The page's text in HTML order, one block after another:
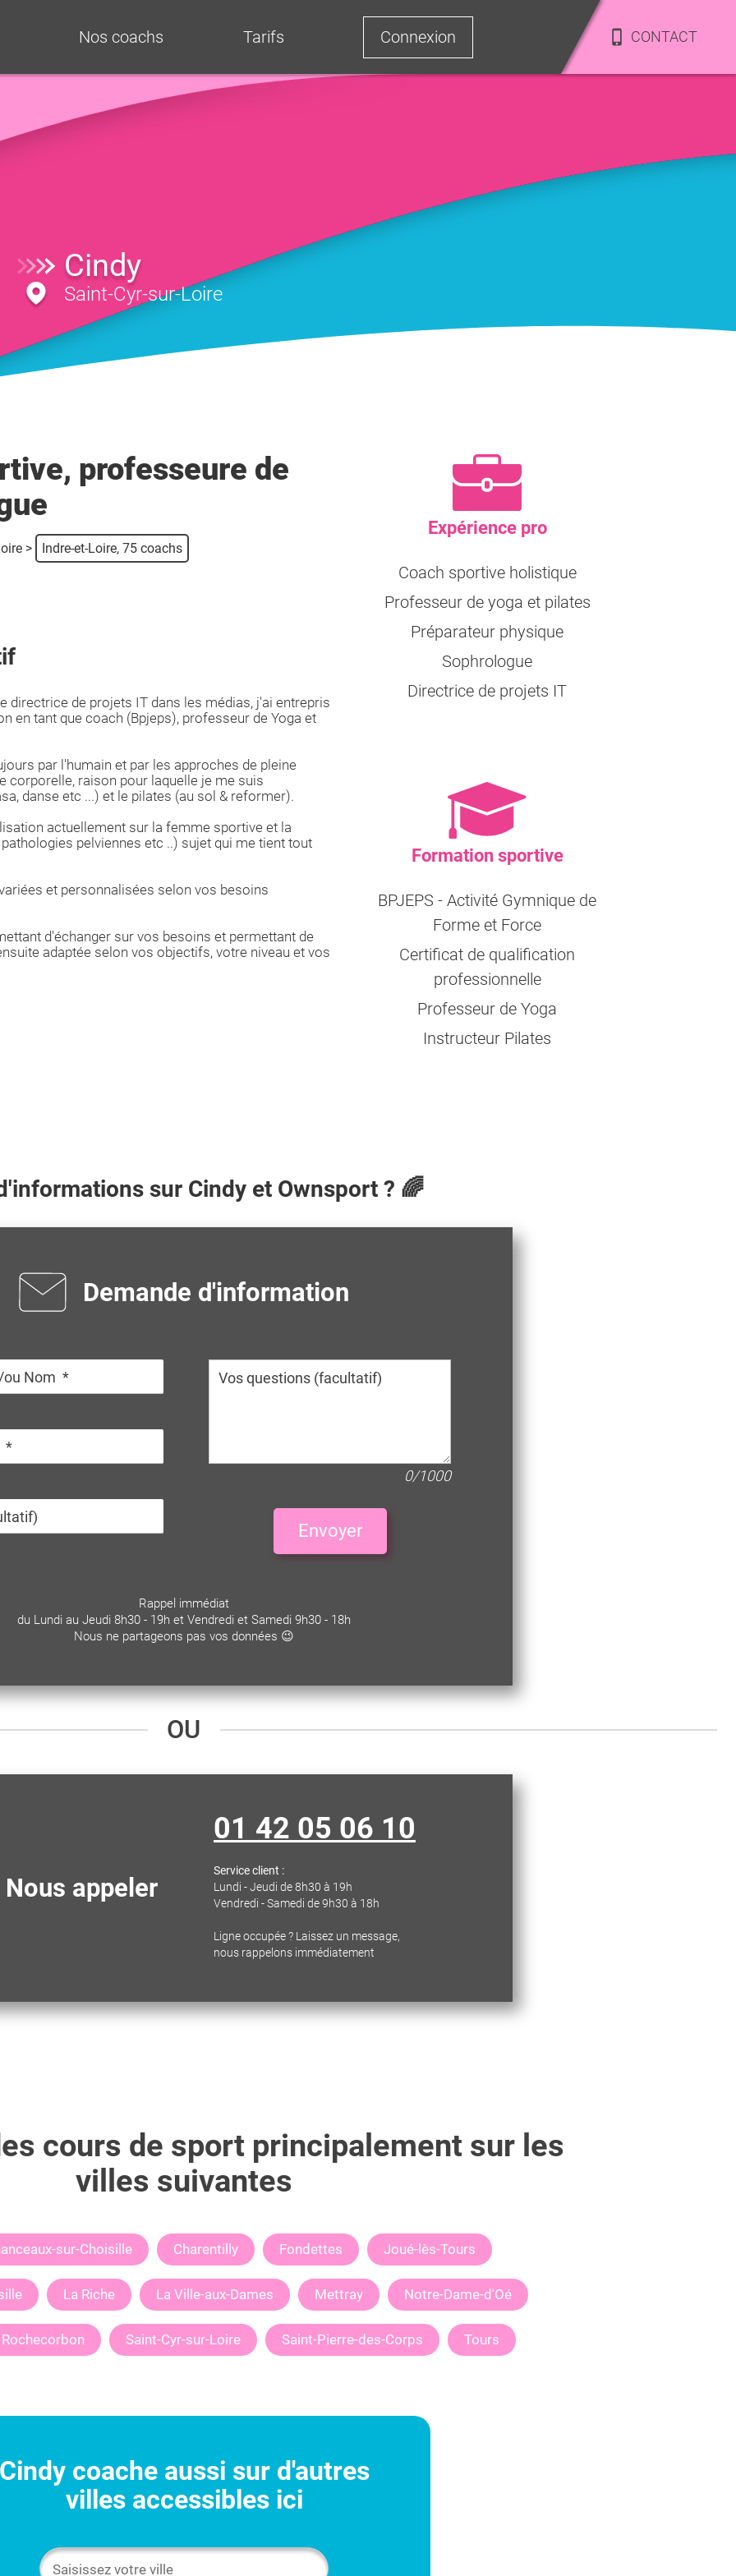
Nos coachs Tarifs Connexion CONTACT
Cindy
Saint-Cyr-sur-Loire
professeure de
> Indre-et-Loire, 75 coachs
directrice de projets IT dans les médias, j'ai entrepris
en tant que coach (Bpjeps), professeur de Yoga et
par l'humain et par les approches de pleine
raison pour laquelle je me suis
danse etc ...) et le pilates (au sol & reformer).
actuellement sur la femme sportive et la
pelviennes etc ..) sujet qui me tient tout
et personnalisées selon vos besoins
d'échanger sur vos besoins et permettant de
adaptée selon vos objectifs, votre niveau et vos
Expérience pro
Coach sportive holistique
Professeur de yoga et pilates
Préparateur physique
Sophrologue
Directrice de projets IT
Formation sportive
BPJEPS - Activité Gymnique de
Forme et Force
Certificat de qualification
professionnelle
Professeur de Yoga
Instructeur Pilates
sur Cindy et Ownsport ? 🌈
Demande d'information
0/1000
Envoyer
Rappel immédiat
du Lundi au Jeudi 8h30 - 19h et Vendredi et Samedi 9h30 - 18h
Nous ne partageons pas vos données 😉
OU
Nous appeler
01 42 05 06 10
Service client :
Lundi - Jeudi de 8h30 à 19h
Vendredi - Samedi de 9h30 à 18h
Ligne occupée ? Laissez un message,
nous rappelons immédiatement
cours de sport principalement sur les
villes suivantes
sur-Choisille Charentilly Fondettes Joué-lès-Tours
La Riche La Ville-aux-Dames Mettray Notre-Dame-d'Oé
Rochecorbon Saint-Cyr-sur-Loire Saint-Pierre-des-Corps Tours
coache aussi sur d'autres
villes accessibles ici